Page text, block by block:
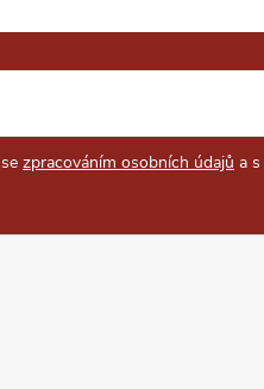
zpracováním osobních údajů a s